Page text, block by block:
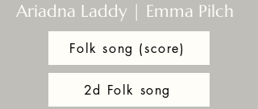
Ariadna Laddy | Emma Pilch
Folk song (score)
2d Folk song